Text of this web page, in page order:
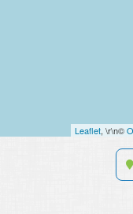
Leaflet, \r\n©